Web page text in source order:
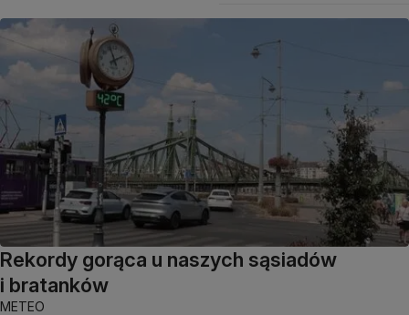
Rekordy gorąca u naszych sąsiadów
i bratanków
METEO